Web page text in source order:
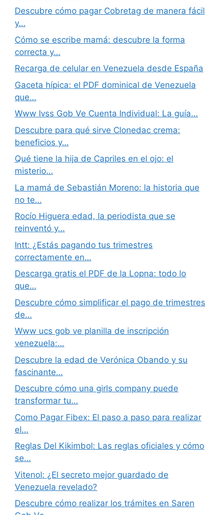
Descubre cómo pagar Cobretag de manera fácil
y…
Cómo se escribe mamá: descubre la forma
correcta y…
Recarga de celular en Venezuela desde España
Gaceta hípica: el PDF dominical de Venezuela
que…
Www Ivss Gob Ve Cuenta Individual: La guía…
Descubre para qué sirve Clonedac crema:
beneficios y…
Qué tiene la hija de Capriles en el ojo: el
misterio…
La mamá de Sebastián Moreno: la historia que
no te…
Rocío Higuera edad, la periodista que se
reinventó y…
Intt: ¿Estás pagando tus trimestres
correctamente en…
Descarga gratis el PDF de la Lopna: todo lo
que…
Descubre cómo simplificar el pago de trimestres
de…
Www ucs gob ve planilla de inscripción
venezuela:…
Descubre la edad de Verónica Obando y su
fascinante…
Descubre cómo una girls company puede
transformar tu…
Como Pagar Fibex: El paso a paso para realizar
el…
Reglas Del Kikimbol: Las reglas oficiales y cómo
se…
Vitenol: ¿El secreto mejor guardado de
Venezuela revelado?
Descubre cómo realizar los trámites en Saren